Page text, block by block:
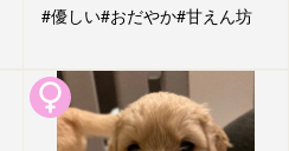
#優しい#おだやか#甘えん坊